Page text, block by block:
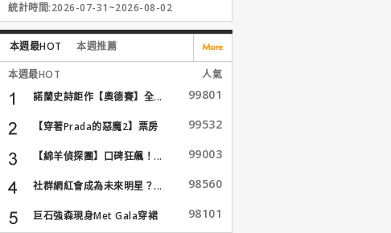
統計時間:2026-07-31~2026-08-02
本週最HOT 本週推薦
本週最HOT
人氣
諾蘭史詩鉅作【奧德賽】全...
99801
【穿著Prada的惡魔2】票房
99532
【綿羊偵探團】口碑狂飆！... 99003
社群網紅會成為未來明星？... 98560
巨石強森現身Met Gala穿裙
98101